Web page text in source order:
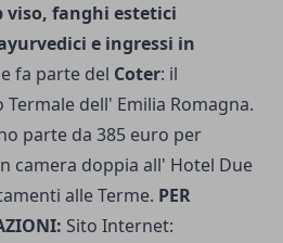
fanghi estetici
e ingressi in
fa parte del Coter: il
dell' Emilia Romagna.
parte da 385 euro per
camera doppia all' Hotel Due
alle Terme. PER
Sito Internet: